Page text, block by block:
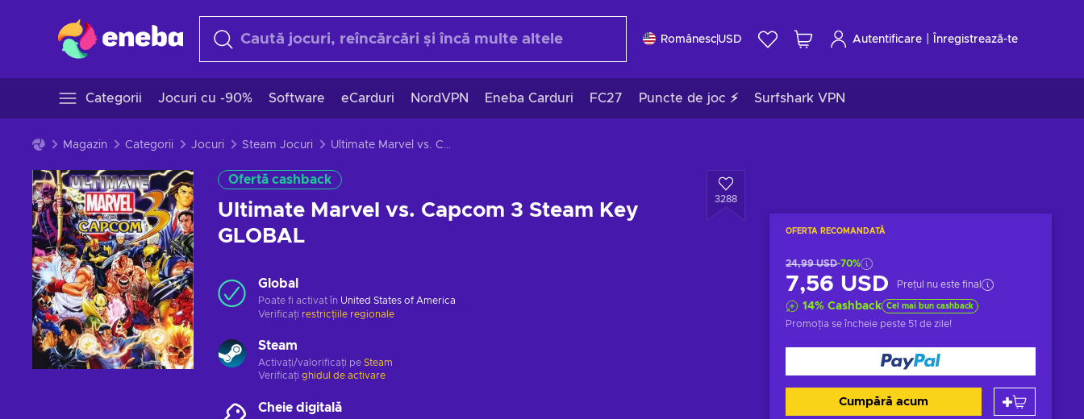
Românesc USD Autentificare Înregistrează-te
Categorii Jocuri cu -90% Software eCarduri NordVPN Eneba Carduri FC27 Puncte de joc ⚡ Surfshark VPN
Magazin Categorii Jocuri Steam Jocuri Ultimate Marvel vs. Capcom 3 Steam Key GLOBAL
Ofertă cashback
Ultimate Marvel vs. Capcom 3 Steam Key
GLOBAL
3288
OFERTA RECOMANDATĂ
24,99 USD-70%
7,56 USD Prețul nu este final
14% Cashback Cel mai bun cashback
Promoția se încheie peste 51 de zile!
Cumpără acum
Global
Poate fi activat în United States of America
Verificați restricțiile regionale
Steam
Activați/valorificați pe Steam
Verificați ghidul de activare
Cheie digitală